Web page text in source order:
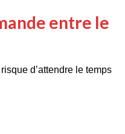
le
octobre
entre le
d’attendre le temps